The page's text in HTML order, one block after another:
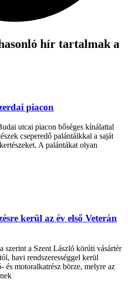
hír tartalmak a
piacon
utcai piacon bőséges kínálattal
cseperedő palántáikkal a saját
A palántákat olyan
kerül az év első Veterán
szerint a Szent László körúti vásártér
havi rendszerességgel kerül
és motoralkatrész börze, melyre az